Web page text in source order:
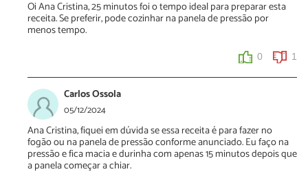
Oi Ana Cristina, 25 minutos foi o tempo ideal para preparar esta
receita. Se preferir, pode cozinhar na panela de pressão por
menos tempo.
0 1
Carlos Ossola
05/12/2024
Ana Cristina, fiquei em dúvida se essa receita é para fazer no
fogão ou na panela de pressão conforme anunciado. Eu faço na
pressão e fica macia e durinha com apenas 15 minutos depois que
a panela começar a chiar.